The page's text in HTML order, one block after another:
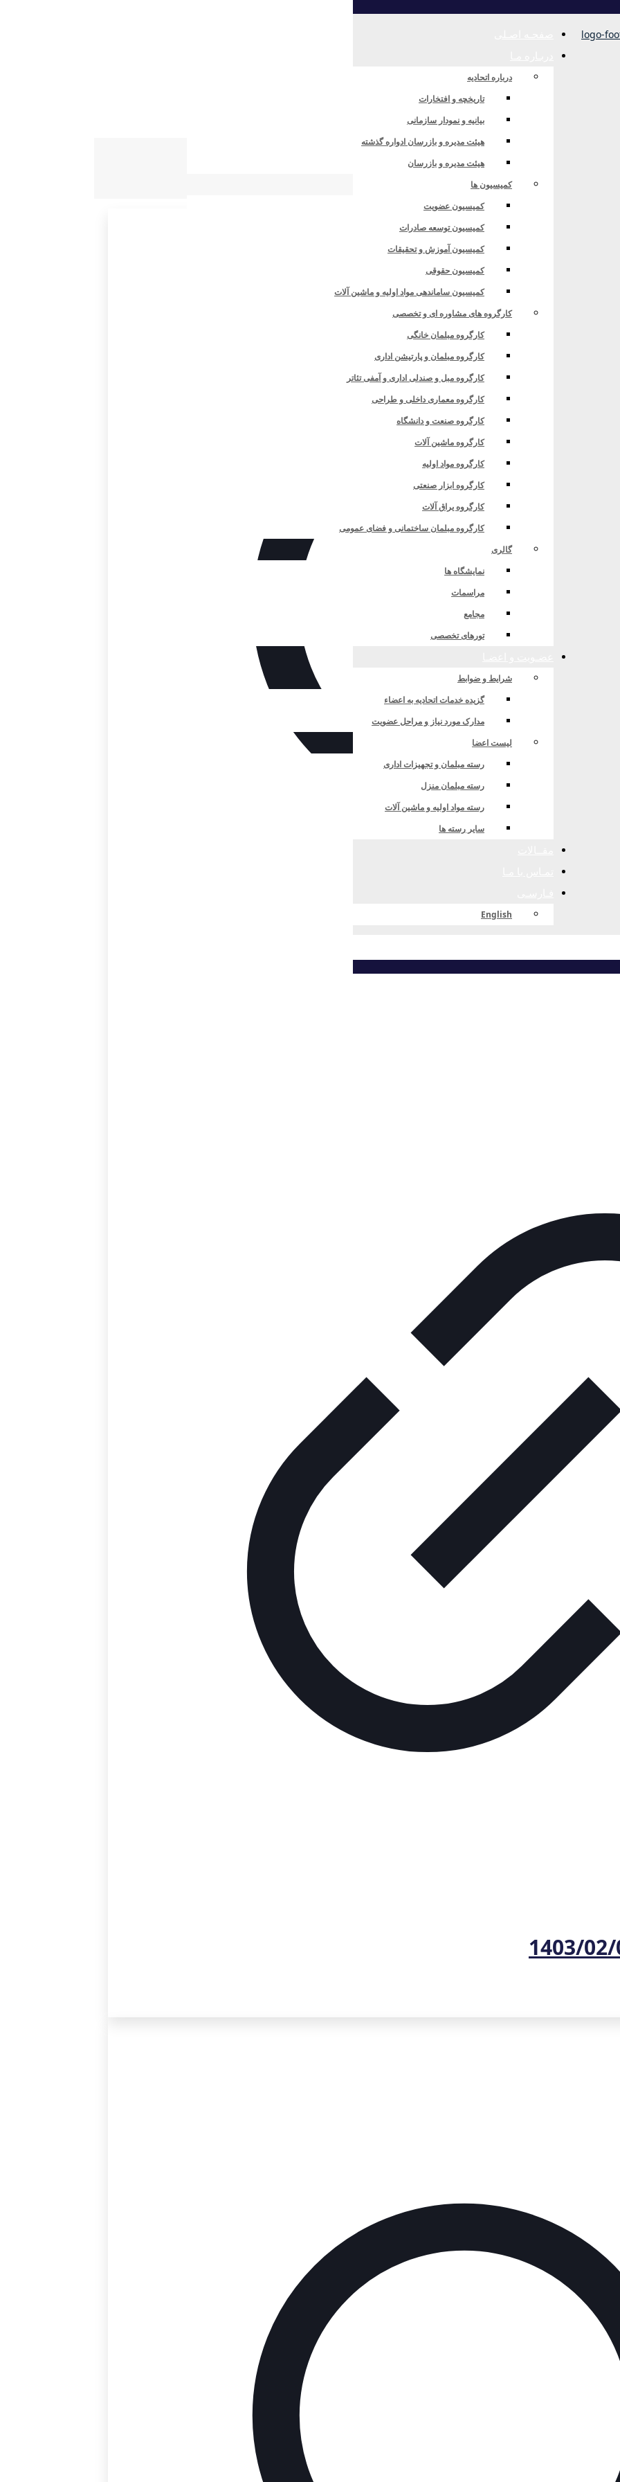
درباره اتحادیه
تاریخچه و افتخارات
بیانیه و نمودار سازمانی
هیئت مدیره و بازرسان ادواره گذشته
هیئت مدیره و بازرسان
کمیسیون ها
کمیسیون عضویت
کمیسیون توسعه صادرات
کمیسیون آموزش و تحقیقات
کمیسیون حقوقی
کمیسیون ساماندهی مواد اولیه و ماشین آلات
کارگروه های مشاوره ای و تخصصی
کارگروه مبلمان خانگی
کارگروه مبلمان و پارتیشن اداری
کارگروه مبل و صندلی اداری و آمفی تئاتر
کارگروه معماری داخلی و طراحی
کارگروه صنعت و دانشگاه
کارگروه ماشین آلات
کارگروه مواد اولیه
کارگروه ابزار صنعتی
کارگروه یراق آلات
کارگروه مبلمان ساختمانی و فضای عمومی
گالری
نمایشگاه ها
مراسمات
مجامع
تورهای تخصصی
شرایط و ضوابط
گزیده خدمات اتحادیه به اعضاء
مدارک مورد نیاز و مراحل عضویت
لیست اعضا
رسته مبلمان و تجهیزات اداری
رسته مبلمان منزل
رسته مواد اولیه و ماشین آلات
سایر رسته ها
English